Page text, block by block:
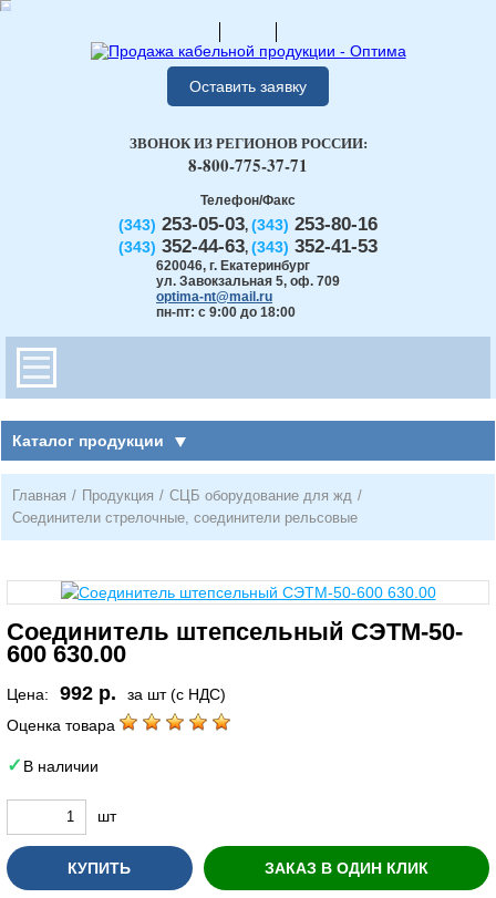
Оставить заявку
Телефон/Факс
(343) 253-05-03, (343) 253-80-16
(343) 352-44-63, (343) 352-41-53
620046, г. Екатеринбург
ул. Завокзальная 5, оф. 709
optima-nt@mail.ru
пн-пт: с 9:00 до 18:00
ЗВОНОК ИЗ РЕГИОНОВ РОССИИ:
8-800-775-37-71
Каталог продукции
Главная / Продукция / СЦБ оборудование для жд /
Соединители стрелочные, соединители рельсовые
Соединитель штепсельный СЭТМ-50-
600 630.00
Цена: 992 р.
за шт (с НДС)
Оценка товара
В наличии
шт
КУПИТЬ ЗАКАЗ В ОДИН КЛИК